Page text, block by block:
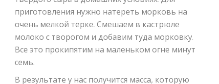
приготовления нужно натереть морковь на
очень мелкой терке. Смешаем в кастрюле
молоко с творогом и добавим туда морковку.
Все это прокипятим на маленьком огне минут
семь.
В результате у нас получится масса, которую